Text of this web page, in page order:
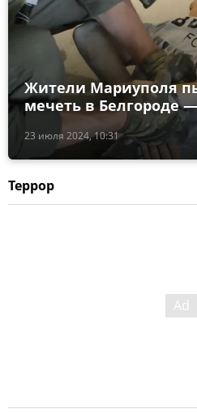
23 июля 2024, 10:31
Жители Мариуполя
мечеть в Белгороде
Террор